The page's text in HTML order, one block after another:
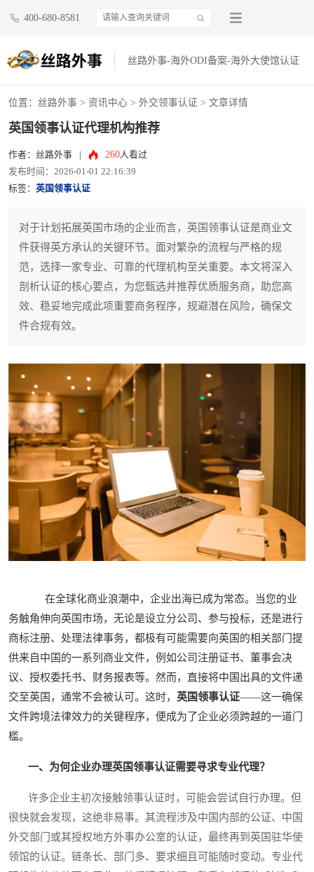
400-680-8581
丝路外事-海外ODI备案-海外大使馆认证
位置： 丝路外事 > 资讯中心 > 外交领事认证 > 文章详情
英国领事认证代理机构推荐
作者：丝路外事 260人看过
发布时间：2026-01-01 22:16:39
标签： 英国领事认证
对于计划拓展英国市场的企业而言，英国领事认证是商业文
件获得英方承认的关键环节。面对繁杂的流程与严格的规
范，选择一家专业、可靠的代理机构至关重要。本文将深入
剖析认证的核心要点，为您甄选并推荐优质服务商，助您高
效、稳妥地完成此项重要商务程序，规避潜在风险，确保文
件合规有效。
在全球化商业浪潮中，企业出海已成为常态。当您的业
务触角伸向英国市场，无论是设立分公司、参与投标，还是进行
商标注册、处理法律事务，都极有可能需要向英国的相关部门提
供来自中国的一系列商业文件，例如公司注册证书、董事会决
议、授权委托书、财务报表等。然而，直接将中国出具的文件递
交至英国，通常不会被认可。这时， 英国领事认证——这一确保
文件跨境法律效力的关键程序，便成为了企业必须跨越的一道门
槛。
一、为何企业办理英国领事认证需要寻求专业代理？
许多企业主初次接触领事认证时，可能会尝试自行办理。但
很快就会发现，这绝非易事。其流程涉及中国内部的公证、中国
外交部门或其授权地方外事办公室的认证，最终再到英国驻华使
领馆的认证。链条长、部门多、要求细且可能随时变动。专业代